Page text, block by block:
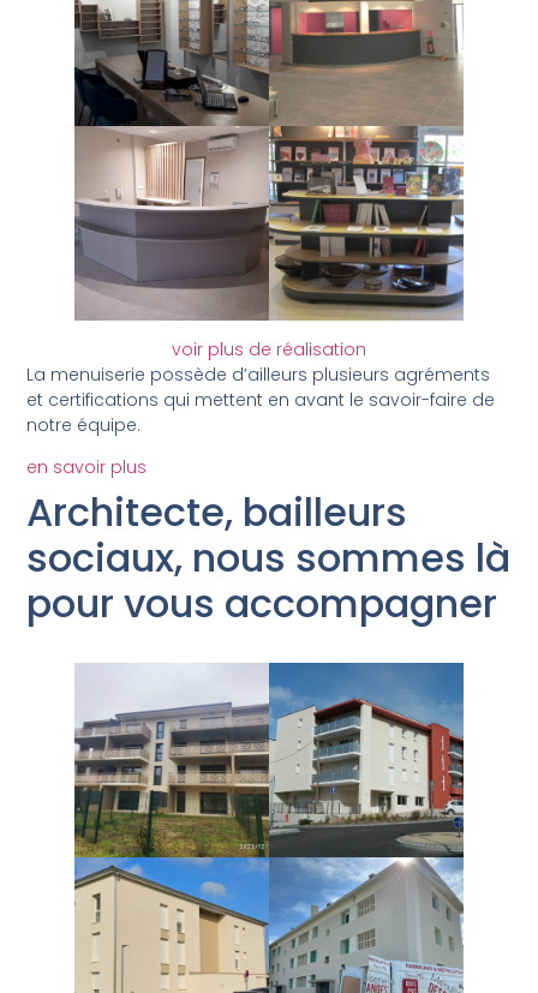
voir plus de réalisation
La menuiserie possède d’ailleurs plusieurs agréments
et certifications qui mettent en avant le savoir-faire de
notre équipe.
en savoir plus
Architecte, bailleurs
sociaux, nous sommes là
pour vous accompagner